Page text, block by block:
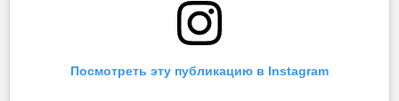
Посмотреть эту публикацию в Instagram